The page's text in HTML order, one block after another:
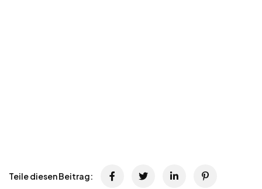
Teile diesen Beitrag: